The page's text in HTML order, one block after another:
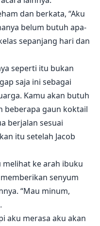
dan berkata, “Aku
belum butuh apa-
sepanjang hari dan
seperti itu bukan
saja ini sebagai
Kamu akan butuh
beberapa gaun koktail
berjalan sesuai
itu setelah Jacob
melihat ke arah ibuku
senyum
“Mau minum,
aku merasa aku akan